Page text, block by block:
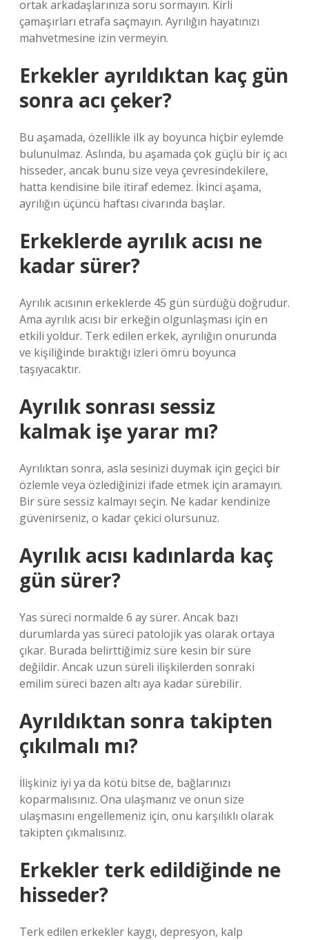
ortak arkadaşlarınıza soru sormayın. Kirli
çamaşırları etrafa saçmayın. Ayrılığın hayatınızı
mahvetmesine izin vermeyin.
Erkekler ayrıldıktan kaç gün
sonra acı çeker?
Bu aşamada, özellikle ilk ay boyunca hiçbir eylemde
bulunulmaz. Aslında, bu aşamada çok güçlü bir iç acı
hisseder, ancak bunu size veya çevresindekilere,
hatta kendisine bile itiraf edemez. İkinci aşama,
ayrılığın üçüncü haftası civarında başlar.
Erkeklerde ayrılık acısı ne
kadar sürer?
Ayrılık acısının erkeklerde 45 gün sürdüğü doğrudur.
Ama ayrılık acısı bir erkeğin olgunlaşması için en
etkili yoldur. Terk edilen erkek, ayrılığın onurunda
ve kişiliğinde bıraktığı izleri ömrü boyunca
taşıyacaktır.
Ayrılık sonrası sessiz
kalmak işe yarar mı?
Ayrılıktan sonra, asla sesinizi duymak için geçici bir
özlemle veya özlediğinizi ifade etmek için aramayın.
Bir süre sessiz kalmayı seçin. Ne kadar kendinize
güvenirseniz, o kadar çekici olursunuz.
Ayrılık acısı kadınlarda kaç
gün sürer?
Yas süreci normalde 6 ay sürer. Ancak bazı
durumlarda yas süreci patolojik yas olarak ortaya
çıkar. Burada belirttiğimiz süre kesin bir süre
değildir. Ancak uzun süreli ilişkilerden sonraki
emilim süreci bazen altı aya kadar sürebilir.
Ayrıldıktan sonra takipten
çıkılmalı mı?
İlişkiniz iyi ya da kötü bitse de, bağlarınızı
koparmalısınız. Ona ulaşmanız ve onun size
ulaşmasını engellemeniz için, onu karşılıklı olarak
takipten çıkmalısınız.
Erkekler terk edildiğinde ne
hisseder?
Terk edilen erkekler kaygı, depresyon, kalp